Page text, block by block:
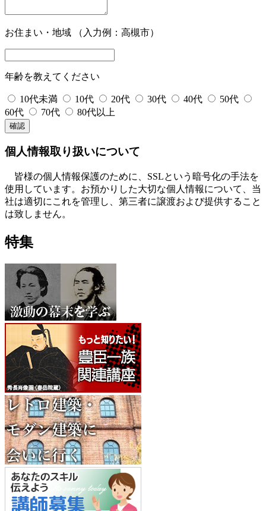
お住まい・地域 （入力例：高槻市）
年齢を教えてください
10代未満 10代 20代 30代 40代
50代
60代
70代 80代以上
個人情報取り扱いについて
皆様の個人情報保護のために、SSLという暗号化の手法を
使用しています。お預かりした大切な個人情報について、当
社は適切にこれを管理し、第三者に譲渡および提供すること
は致しません。
特集